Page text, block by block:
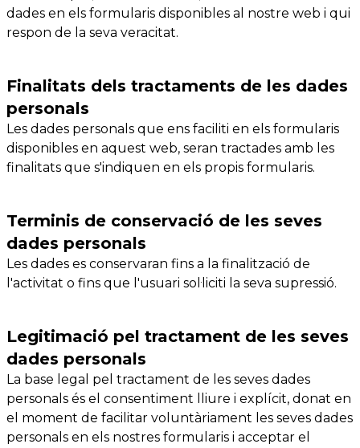
dades en els formularis disponibles al nostre web i qui
respon de la seva veracitat.
Finalitats dels tractaments de les dades
personals
Les dades personals que ens faciliti en els formularis
disponibles en aquest web, seran tractades amb les
finalitats que s'indiquen en els propis formularis.
Terminis de conservació de les seves
dades personals
Les dades es conservaran fins a la finalització de
l'activitat o fins que l'usuari sol·liciti la seva supressió.
Legitimació pel tractament de les seves
dades personals
La base legal pel tractament de les seves dades
personals és el consentiment lliure i explícit, donat en
el moment de facilitar voluntàriament les seves dades
personals en els nostres formularis i acceptar el